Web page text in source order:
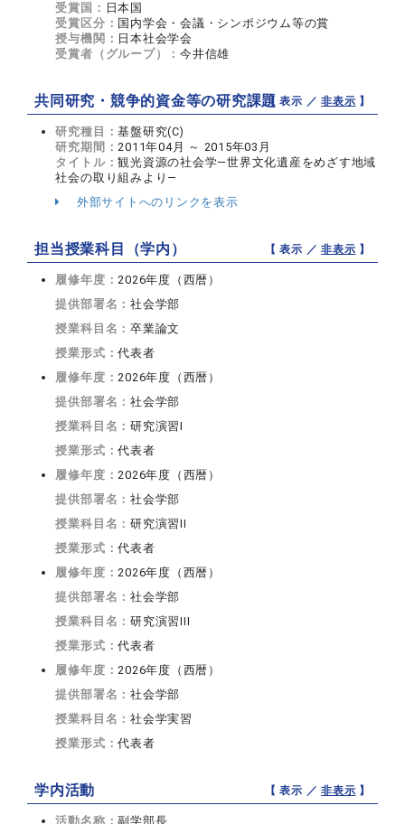
受賞国： 日本国
受賞区分： 国内学会・会議・シンポジウム等の賞
授与機関： 日本社会学会
受賞者（グループ）：今井信雄
共同研究・競争的資金等の研究課題【 表示 ／非表示 】
研究種目：基盤研究(C)
研究期間：2011年04月 ～ 2015年03月
タイトル：観光資源の社会学―世界文化遺産をめざす地域
社会の取り組みより―
外部サイトへのリンクを表示
担当授業科目（学内） 【 表示 ／非表示 】
履修年度：2026年度（西暦）
提供部署名：社会学部
授業科目名：卒業論文
授業形式：代表者
履修年度：2026年度（西暦）
提供部署名：社会学部
授業科目名：研究演習I
授業形式：代表者
履修年度：2026年度（西暦）
提供部署名：社会学部
授業科目名：研究演習II
授業形式：代表者
履修年度：2026年度（西暦）
提供部署名：社会学部
授業科目名：研究演習III
授業形式：代表者
履修年度：2026年度（西暦）
提供部署名：社会学部
授業科目名：社会学実習
授業形式：代表者
学内活動 【 表示 ／非表示 】
活動名称：副学部長